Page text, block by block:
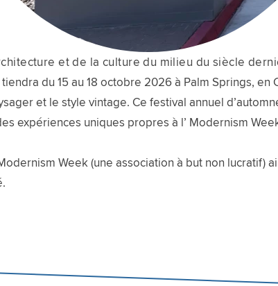
et de la culture du milieu du siècle
du 15 au 18 octobre 2026 à Palm Springs,
et le style vintage. Ce festival annuel
expériences uniques propres à l’ Modernism
Week (une association à but non lucratif)